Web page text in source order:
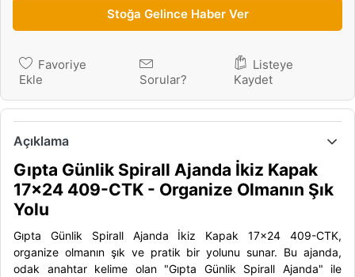
Stoğa Gelince Haber Ver
Favoriye
Ekle
Sorular?
Listeye
Kaydet
Açıklama
Gıpta Günlik Spirall Ajanda İkiz Kapak
17x24 409-CTK - Organize Olmanın Şık
Yolu
Gıpta Günlik Spirall Ajanda İkiz Kapak 17x24 409-CTK,
organize olmanın şık ve pratik bir yolunu sunar. Bu ajanda,
odak anahtar kelime olan "Gıpta Günlik Spirall Ajanda" ile